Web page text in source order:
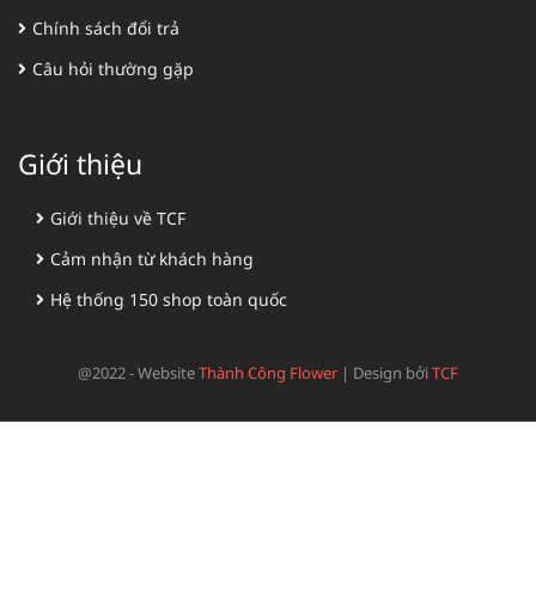
Chính sách đổi trả
Câu hỏi thường gặp
Giới thiệu
Giới thiệu về TCF
Cảm nhận từ khách hàng
Hệ thống 150 shop toàn quốc
@2022 - WebsiteThành Công Flower | Design bởiTCF